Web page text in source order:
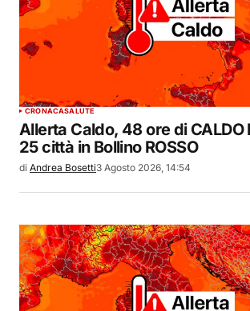
CRONACASALUTE
Allerta Caldo, 48 ore di CALDO
25 città in Bollino ROSSO
di Andrea Bosetti3 Agosto 2026, 14:54